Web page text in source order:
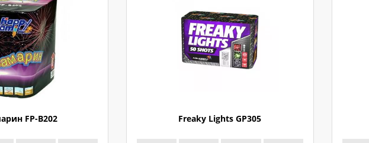
FP-B202 Freaky Lights GP305